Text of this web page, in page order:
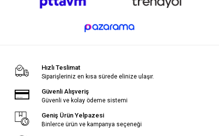
Hızlı Teslimat
Siparişleriniz en kısa sürede elinize ulaşır.
Güvenli Alışveriş
Güvenli ve kolay ödeme sistemi
Geniş Ürün Yelpazesi
Binlerce ürün ve kampanya seçeneği